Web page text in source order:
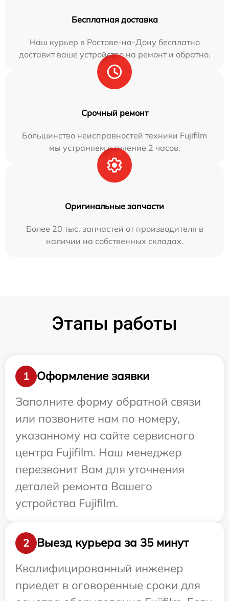
Бесплатная доставка
Наш курьер в Ростове-на-Дону бесплатно
доставит ваше устройство на ремонт и обратно.
Срочный ремонт
Большинство неисправностей техники Fujifilm
мы устраняем в течение 2 часов.
Оригинальные запчасти
Более 20 тыс. запчастей от производителя в
наличии на собственных складах.
Этапы работы
1
Оформление заявки
Заполните форму обратной связи
или позвоните нам по номеру,
указанному на сайте сервисного
центра Fujifilm. Наш менеджер
перезвонит Вам для уточнения
деталей ремонта Вашего
устройства Fujifilm.
2
Выезд курьера за 35 минут
Квалифицированный инженер
приедет в оговоренные сроки для